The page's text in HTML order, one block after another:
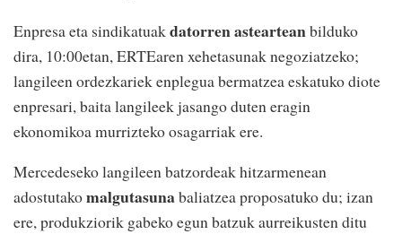
Enpresa eta sindikatuakdatorren astearteanbilduko
dira, 10:00etan, ERTEaren xehetasunak negoziatzeko;
langileen ordezkariek enplegua bermatzea eskatuko diote
enpresari, baita langileek jasango duten eragin
ekonomikoa murrizteko osagarriak ere.
Mercedeseko langileen batzordeak hitzarmenean
adostutakomalgutasunabaliatzea proposatuko du; izan
ere, produkziorik gabeko egun batzuk aurreikusten ditu